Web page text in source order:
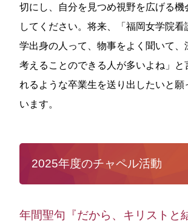
切にし、自分を見つめ視野を広げる機
してください。将来、「福岡女学院看
学出身の人って、物事をよく聞いて、
考えることのできる人が多いよね」と
れるような卒業生を送り出したいと願
います。
2025年度のチャペル活動
年間聖句『だから、キリストと